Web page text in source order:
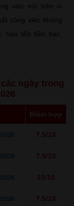
việc nói trên vì
công việc không
hao tốn tiền bạc,
ngày trong
Điểm hợp
7.5/10
7.5/10
10/10
7.5/10